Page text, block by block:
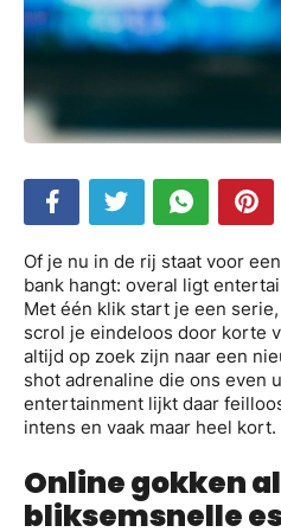
Of je nu in de rij staat voor
bank hangt: overal ligt
Met één klik start je een
scrol je eindeloos door korte
altijd op zoek zijn naar een
shot adrenaline die ons even
entertainment lijkt daar
intens en vaak maar heel kort.
Online gokken
bliksemsnelle